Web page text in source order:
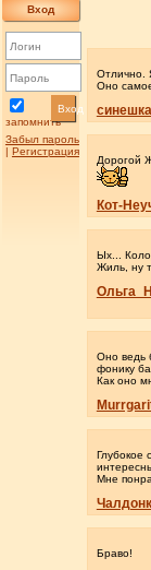
Вход
запомнить
Вход
Забыл пароль
| Регистрация
Отлично.
Оно
Дорогой
Кот-
Ых...
Жиль, ну
Оно ведь
фонику
Как оно
Глубокое
Мне
Браво!